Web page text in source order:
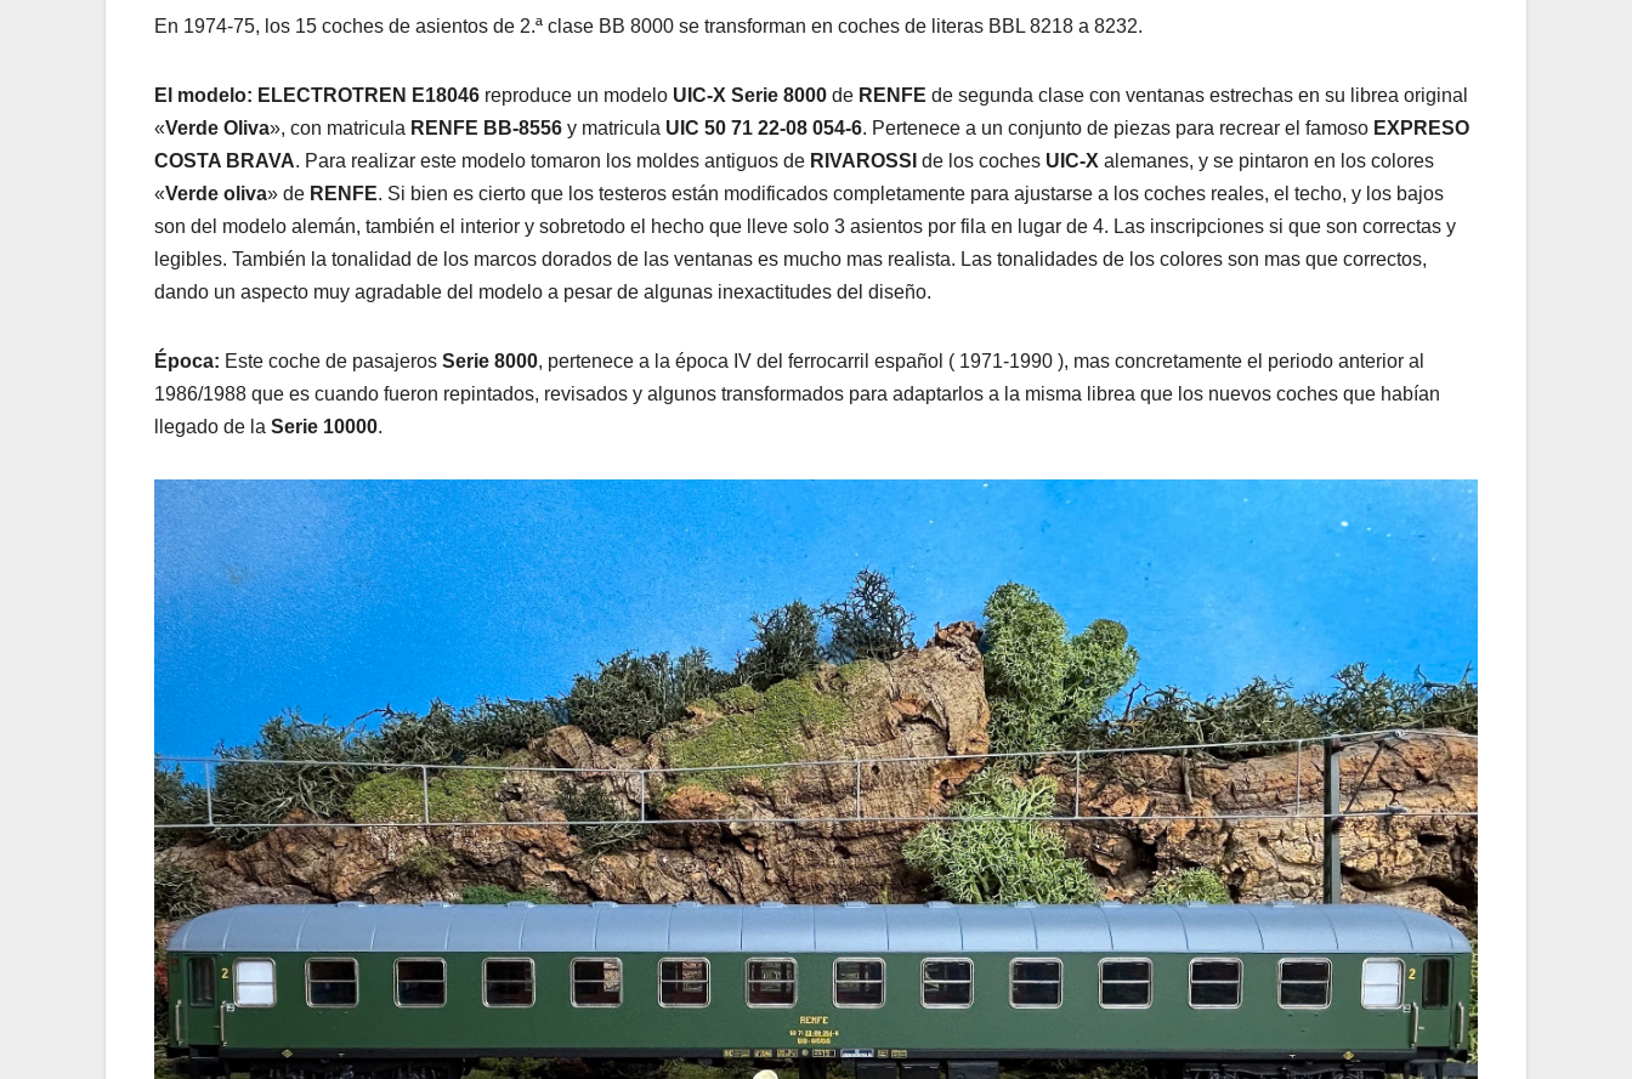
En 1974-75, los 15 coches de asientos de 2.ª clase BB 8000 se transforman en coches de literas BBL 8218 a 8232.
El modelo: ELECTROTREN E18046 reproduce un modelo UIC-X Serie 8000 de RENFE de segunda clase con ventanas estrechas en su librea original
«Verde Oliva», con matricula RENFE BB-8556 y matricula UIC 50 71 22-08 054-6. Pertenece a un conjunto de piezas para recrear el famoso EXPRESO
COSTA BRAVA. Para realizar este modelo tomaron los moldes antiguos de RIVAROSSI de los coches UIC-X alemanes, y se pintaron en los colores
«Verde oliva» de RENFE. Si bien es cierto que los testeros están modificados completamente para ajustarse a los coches reales, el techo, y los bajos
son del modelo alemán, también el interior y sobretodo el hecho que lleve solo 3 asientos por fila en lugar de 4. Las inscripciones si que son correctas y
legibles. También la tonalidad de los marcos dorados de las ventanas es mucho mas realista. Las tonalidades de los colores son mas que correctos,
dando un aspecto muy agradable del modelo a pesar de algunas inexactitudes del diseño.
Época: Este coche de pasajeros Serie 8000, pertenece a la época IV del ferrocarril español ( 1971-1990 ), mas concretamente el periodo anterior al
1986/1988 que es cuando fueron repintados, revisados y algunos transformados para adaptarlos a la misma librea que los nuevos coches que habían
llegado de la Serie 10000.